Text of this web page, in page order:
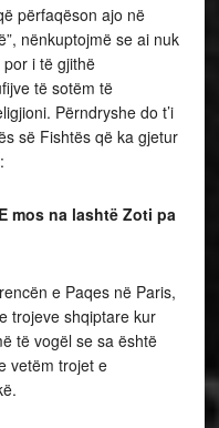
përfaqëson ajo në
nënkuptojmë se ai nuk
i të gjithë
të sotëm të
Përndryshe do t’i
së Fishtës që ka gjetur
mos na lashtë Zoti pa
e Paqes në Paris,
trojeve shqiptare kur
të vogël se sa është
vetëm trojet e